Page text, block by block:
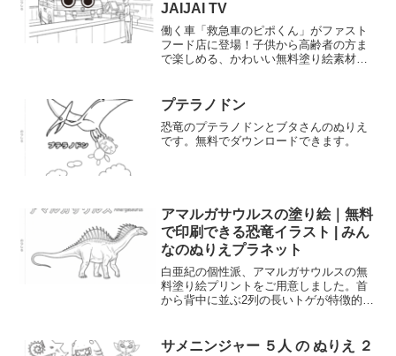
JAIJAI TV
働く車「救急車のピポくん」がファスト
フード店に登場！子供から高齢者の方ま
で楽しめる、かわいい無料塗り絵素材で
プテラノドン
恐竜のプテラノドンとブタさんのぬりえ
です。無料でダウンロードできます。
アマルガサウルスの塗り絵｜無料
で印刷できる恐竜イラスト | みん
なのぬりえプラネット
白亜紀の個性派、アマルガサウルスの無
料塗り絵プリントをご用意しました。首
から背中に並ぶ2列の長いトゲが特徴的な
ンです。
サメニンジャー ５人 の ぬりえ ２